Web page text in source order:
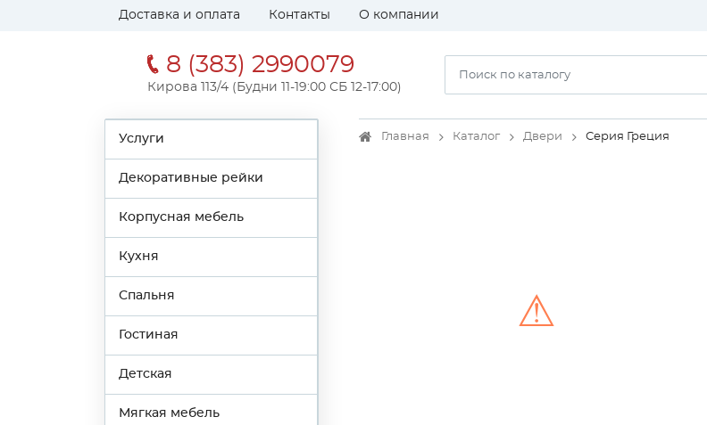
Доставка и оплата Контакты О компании
8 (383) 2990079
Кирова 113/4 (Будни 11-19:00 СБ 12-17:00)
Услуги
Декоративные рейки
Корпусная мебель
Кухня
Спальня
Гостиная
Детская
Мягкая мебель
Главная Каталог Двери Серия Греция
⚠